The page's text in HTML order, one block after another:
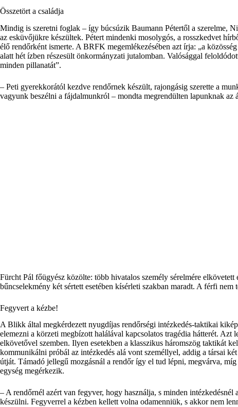
Összetört a családja
Mindig is szeretni foglak – így búcsúzik Baumann Pétertől a szerelme,
az esküvőjükre készültek. Pétert mindenki mosolygós, a rosszkedvet
élő rendőrként ismerte. A BRFK megemlékezésében azt írja: „a
alatt hét ízben részesült önkormányzati jutalomban. Valósággal
minden pillanatát”.
– Peti gyerekkorától kezdve rendőrnek készült, rajongásig szerette a
vagyunk beszélni a fájdalmunkról – mondta megrendülten lapunknak az
Fürcht Pál főügyész közölte: több hivatalos személy sérelmére
bűncselekmény két sértett esetében kísérleti szakban maradt. A férfi
Fegyvert a kézbe!
A Blikk által megkérdezett nyugdíjas rendőrségi intézkedés-taktikai
elemezni a körzeti megbízott halálával kapcsolatos tragédia hátterét.
elkövetővel szemben. Ilyen esetekben a klasszikus háromszög taktikát
kommunikálni próbál az intézkedés alá vont személlyel, addig a társai
útját. Támadó jellegű mozgásnál a rendőr így el tud lépni, megvárva,
egység megérkezik.
– A rendőrnél azért van fegyver, hogy használja, s minden
készülni. Fegyverrel a kézben kellett volna odamenniük, s akkor nem